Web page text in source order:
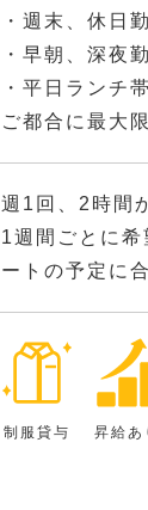
・週末、休日
・早朝、深夜
・平日ランチ
ご都合に最大
週1回、2時間
1週間ごとに
ートの予定に
制服貸与 昇給あ